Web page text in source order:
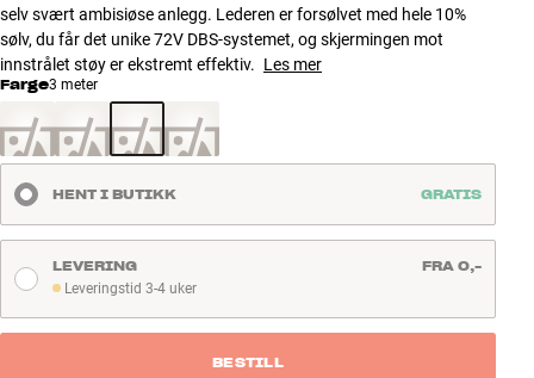
TV
Systemer
Kabler
Tilbehør
INSPIRASJON
selv svært ambisiøse anlegg. Lederen er forsølvet med hele 10%
sølv, du får det unike 72V DBS-systemet, og skjermingen mot
innstrålet støy er ekstremt effektiv. Les mer
Farge3 meter
HENT I BUTIKK GRATIS
Leveringstid 3-4 uker
Leveringstid 3-4 uker
LEVERING FRA 0,-
BESTILL